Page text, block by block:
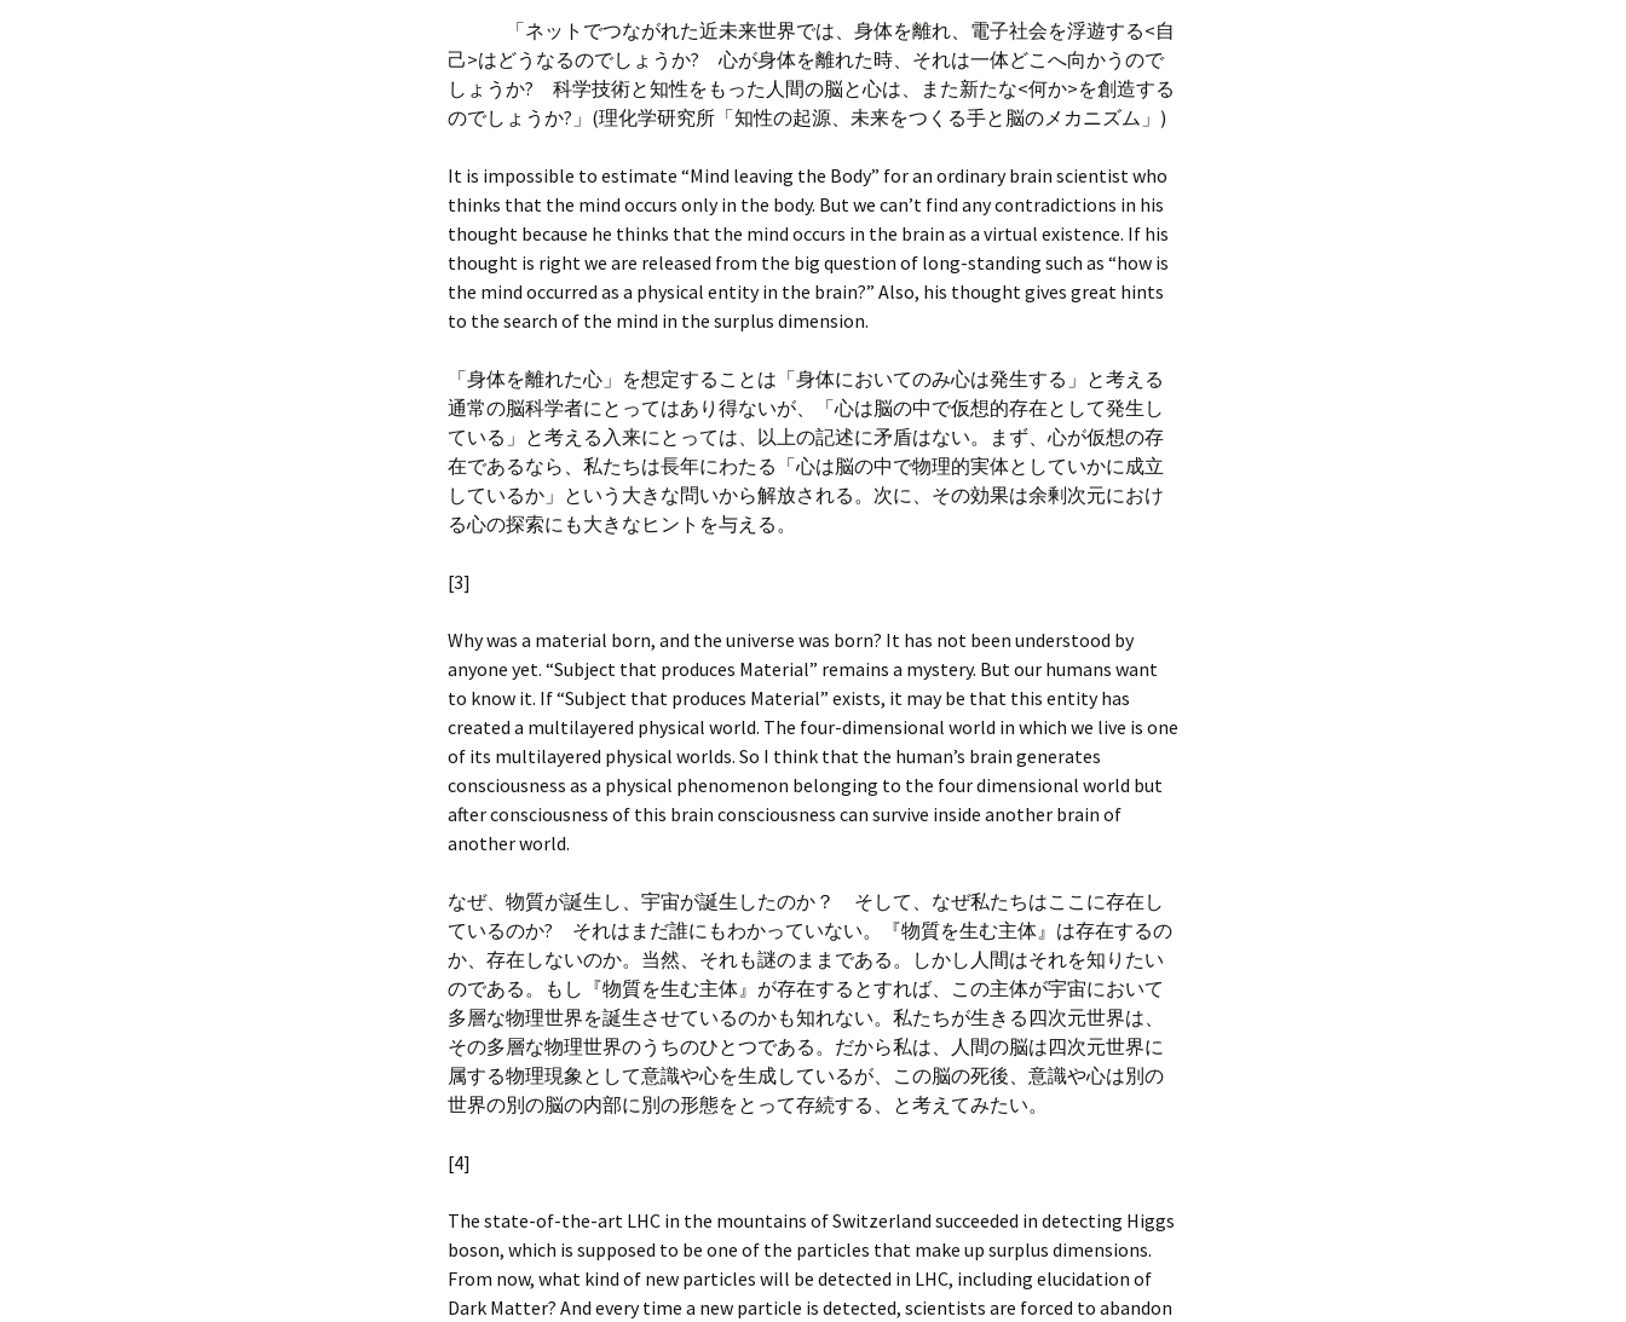
「ネットでつながれた近未来世界では、身体を離れ、電子社会を浮遊する<自
己>はどうなるのでしょうか? 心が身体を離れた時、それは一体どこへ向かうので
しょうか? 科学技術と知性をもった人間の脳と心は、また新たな<何か>を創造する
のでしょうか?」(理化学研究所「知性の起源、未来をつくる手と脳のメカニズム」)
It is impossible to estimate “Mind leaving the Body” for an ordinary brain scientist who
thinks that the mind occurs only in the body. But we can’t find any contradictions in his
thought because he thinks that the mind occurs in the brain as a virtual existence. If his
thought is right we are released from the big question of long-standing such as “how is
the mind occurred as a physical entity in the brain?” Also, his thought gives great hints
to the search of the mind in the surplus dimension.
「身体を離れた心」を想定することは「身体においてのみ心は発生する」と考える
通常の脳科学者にとってはあり得ないが、「心は脳の中で仮想的存在として発生し
ている」と考える入来にとっては、以上の記述に矛盾はない。まず、心が仮想の存
在であるなら、私たちは長年にわたる「心は脳の中で物理的実体としていかに成立
しているか」という大きな問いから解放される。次に、その効果は余剰次元におけ
る心の探索にも大きなヒントを与える。
[3]
Why was a material born, and the universe was born? It has not been understood by
anyone yet. “Subject that produces Material” remains a mystery. But our humans want
to know it. If “Subject that produces Material” exists, it may be that this entity has
created a multilayered physical world. The four-dimensional world in which we live is one
of its multilayered physical worlds. So I think that the human’s brain generates
consciousness as a physical phenomenon belonging to the four dimensional world but
after consciousness of this brain consciousness can survive inside another brain of
another world.
なぜ、物質が誕生し、宇宙が誕生したのか？ そして、なぜ私たちはここに存在し
ているのか? それはまだ誰にもわかっていない。『物質を生む主体』は存在するの
か、存在しないのか。当然、それも謎のままである。しかし人間はそれを知りたい
のである。もし『物質を生む主体』が存在するとすれば、この主体が宇宙において
多層な物理世界を誕生させているのかも知れない。私たちが生きる四次元世界は、
その多層な物理世界のうちのひとつである。だから私は、人間の脳は四次元世界に
属する物理現象として意識や心を生成しているが、この脳の死後、意識や心は別の
世界の別の脳の内部に別の形態をとって存続する、と考えてみたい。
[4]
The state-of-the-art LHC in the mountains of Switzerland succeeded in detecting Higgs
boson, which is supposed to be one of the particles that make up surplus dimensions.
From now, what kind of new particles will be detected in LHC, including elucidation of
Dark Matter? And every time a new particle is detected, scientists are forced to abandon